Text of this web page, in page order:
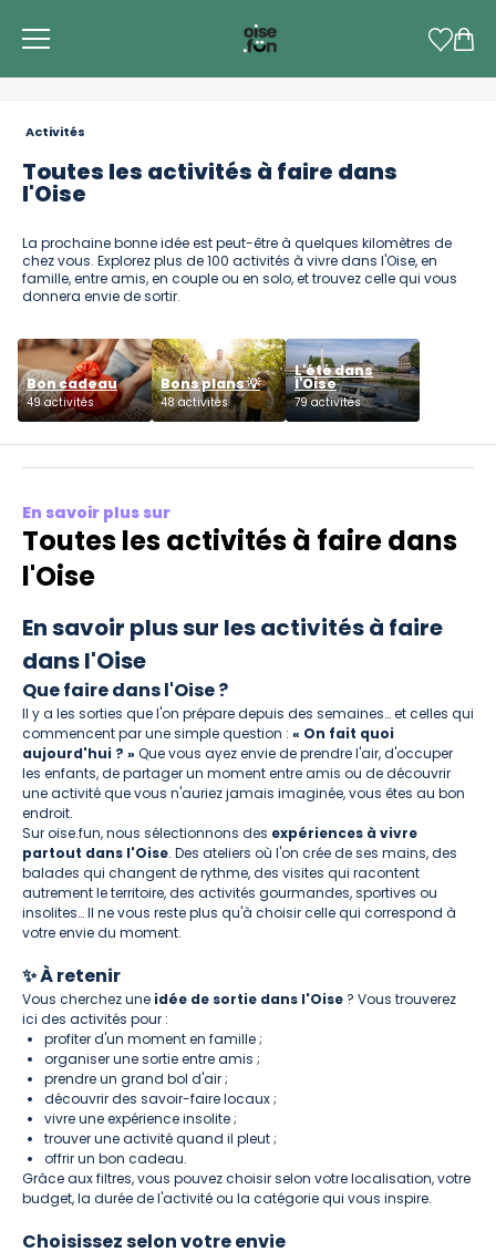
Activités
Toutes les activités à faire dans
l'Oise
La prochaine bonne idée est peut-être à quelques kilomètres de
chez vous. Explorez plus de 100 activités à vivre dans l'Oise, en
famille, entre amis, en couple ou en solo, et trouvez celle qui vous
donnera envie de sortir.
Bon cadeau
49 activités
Bons plans 💡
48 activités
L'été dans
l'Oise
79 activités
En savoir plus sur
Toutes les activités à faire dans
l'Oise
En savoir plus sur les activités à faire
dans l'Oise
Que faire dans l'Oise ?
Il y a les sorties que l'on prépare depuis des semaines… et celles qui
commencent par une simple question : « On fait quoi
aujourd'hui ? » Que vous ayez envie de prendre l'air, d'occuper
les enfants, de partager un moment entre amis ou de découvrir
une activité que vous n'auriez jamais imaginée, vous êtes au bon
endroit.
Sur oise.fun, nous sélectionnons des expériences à vivre
partout dans l'Oise. Des ateliers où l'on crée de ses mains, des
balades qui changent de rythme, des visites qui racontent
autrement le territoire, des activités gourmandes, sportives ou
insolites… Il ne vous reste plus qu'à choisir celle qui correspond à
votre envie du moment.
✨ À retenir
Vous cherchez une idée de sortie dans l'Oise ? Vous trouverez
ici des activités pour :
profiter d'un moment en famille ;
organiser une sortie entre amis ;
prendre un grand bol d'air ;
découvrir des savoir-faire locaux ;
vivre une expérience insolite ;
trouver une activité quand il pleut ;
offrir un bon cadeau.
Grâce aux filtres, vous pouvez choisir selon votre localisation, votre
budget, la durée de l'activité ou la catégorie qui vous inspire.
Choisissez selon votre envie